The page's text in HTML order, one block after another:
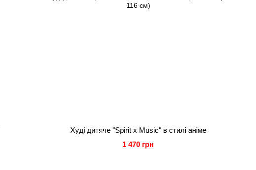
Худі дитяче "Spirit x Music" в стилі аніме
1 470 грн